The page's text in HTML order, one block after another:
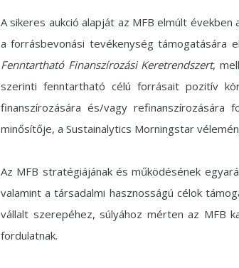
A sikeres aukció alapját az MFB elmúlt
a forrásbevonási tevékenység támogatására
Fenntartható Finanszírozási Keretrendszert,
szerinti fenntartható célú forrásait pozitív
finanszírozására és/vagy
minősítője, a Sustainalytics Morningstar
Az MFB stratégiájának és működésének
valamint a társadalmi hasznosságú célok
vállalt szerepéhez, súlyához mérten az MFB
fordulatnak.